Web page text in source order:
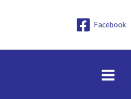
Facebook